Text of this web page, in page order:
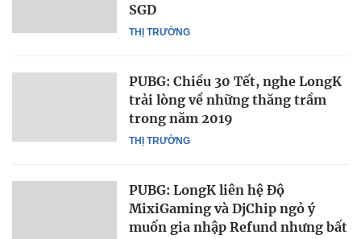
THỊ TRƯỜNG
SGD
THỊ TRƯỜNG
PUBG: Chiều 30 Tết, nghe LongK
trải lòng về những thăng trầm
trong năm 2019
PUBG: LongK liên hệ Độ
MixiGaming và DjChip ngỏ ý
muốn gia nhập Refund nhưng bất